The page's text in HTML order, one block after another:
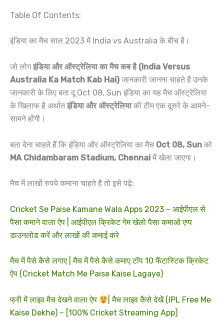
Table Of Contents:
इंडिया का मैच साल 2023 में India vs Australia के बीच है।
जो लोगइंडिया और ऑस्ट्रेलिया का मैच कब है (India Versus
Australia Ka Match Kab Hai) जानकारी जानना चाहते है उनके
जानकारी के लिए बता दू Oct 08, Sun इंडिया का यह मैच ऑस्ट्रेलिया
के खिलाफ है अर्थात इंडिया और ऑस्ट्रेलियाकी टीम एक दूसरे के आमने-
सामने होंगी।
बता देना चाहते हैं कि इंडिया और ऑस्ट्रेलिया का मैच Oct 08, Sun को
MA Chidambaram Stadium, Chennai में खेला जाएगा।
मैच में लाखों रुपये कमाना चाहते है तो इसे पढ़े:
Cricket Se Paise Kamane Wala Apps 2023 – आईपीएल से
पैसा कमाने वाला ऐप | आईपीएल क्रिकेट गेम खेलो पैसा कमाओ एप्प
डाउनलोड करें और लाखों की कमाई करे
मैच में पैसे कैसे लगाए | मैच में पैसे कैसे कमाए टॉप 10 फैंटास्टिक क्रिकेट
ऐप (Cricket Match Me Paise Kaise Lagaye)
फ्री में लाइव मैच देखने वाला ऐप
| मैच लाइव कैसे देखें (IPL Free Me
Kaise Dekhe) – [100% Cricket Streaming App]